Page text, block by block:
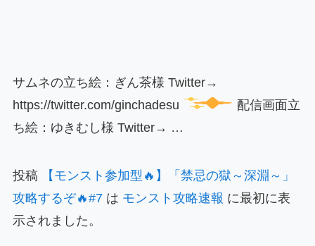
サムネの立ち絵：ぎん茶様 Twitter→
https://twitter.com/ginchadesu
配信画面立
ち絵：ゆきむし様 Twitter→ …
投稿
【モンスト参加型🔥】「禁忌の獄～深淵～」
攻略するぞ🔥#7は モンスト攻略速報 に最初に表
示されました。